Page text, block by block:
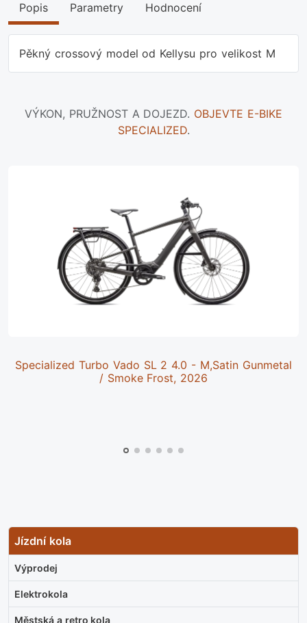
Jízdní kola
Výprodej
Elektrokola
Městská a retro kola
Popis Parametry Hodnocení
Pěkný crossový model od Kellysu pro velikost M
VÝKON, PRUŽNOST A DOJEZD. OBJEVTE E-BIKE
SPECIALIZED.
Specialized Turbo Vado SL 2 4.0 - M,Satin Gunmetal
/ Smoke Frost, 2026